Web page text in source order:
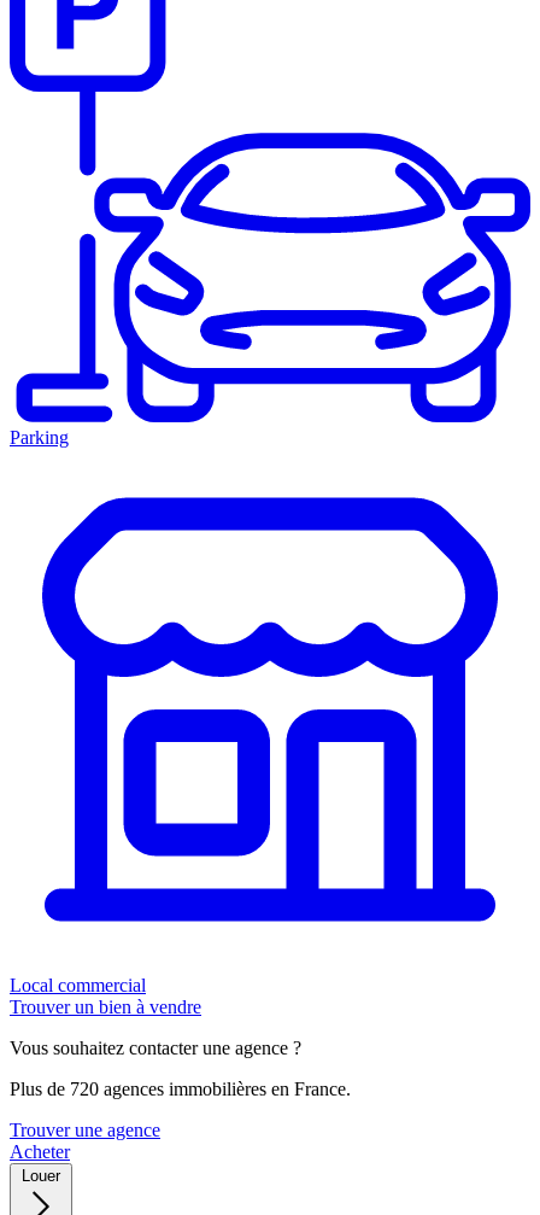
Parking
Local commercial
Trouver un bien à vendre
Vous souhaitez contacter une agence ?
Plus de 720 agences immobilières en France.
Trouver une agence
Acheter
Louer